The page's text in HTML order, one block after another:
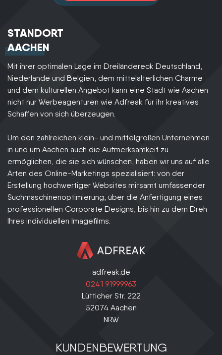
STANDORT
AACHEN
Mit ihrer optimalen Lage im Dreiländereck Deutschland,
Niederlande und Belgien, dem mittelalterlichen Charme
und dem kulturellen Angebot kann eine Stadt wie Aachen
nicht nur Werbeagenturen wie Adfreak für ihr kreatives
Schaffen von sich überzeugen.
Um den zahlreichen klein- und mittelgroßen Unternehmen
in und um Aachen auch die Aufmerksamkeit zu
ermöglichen, die sie sich wünschen, haben wir uns auf alle
Arten des Online-Marketings spezialisiert: von der
Erstellung hochwertiger Websites mitsamt umfassender
Suchmaschinenoptimierung, über die Anfertigung eines
professionellen Corporate Designs, bis hin zu dem Dreh
Ihres individuellen Imagefilms.
adfreak.de
0241 91999963
Lütticher Str. 222
52074 Aachen
NRW
KUNDENBEWERTUNG